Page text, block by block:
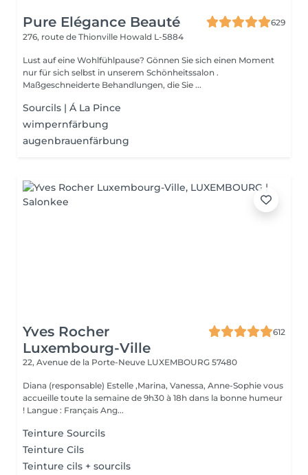
Pure Elégance Beauté
629
276, route de Thionville Howald L-5884
Lust auf eine Wohlfühlpause? Gönnen Sie sich einen Moment
nur für sich selbst in unserem Schönheitssalon .
Maßgeschneiderte Behandlungen, die Sie ...
Sourcils | Á La Pince
wimpernfärbung
augenbrauenfärbung
Yves Rocher
Luxembourg-Ville
612
22, Avenue de la Porte-Neuve LUXEMBOURG 57480
Diana (responsable) Estelle ,Marina, Vanessa, Anne-Sophie vous
accueille toute la semaine de 9h30 à 18h dans la bonne humeur
! Langue : Français Ang...
Teinture Sourcils
Teinture Cils
Teinture cils + sourcils